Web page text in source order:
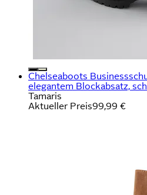
Chelseaboots
elegantem Blockabsatz,
Tamaris
Aktueller Preis99,99 €